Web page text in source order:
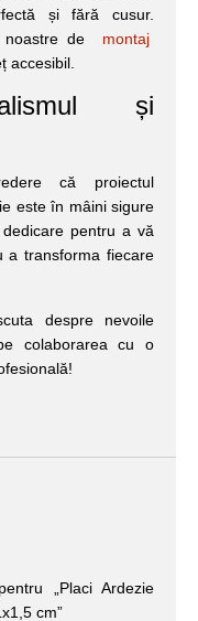
și fără cusur.
noastre de montaj
accesibil.
și
că proiectul
este în mâini sigure
pentru a vă
a transforma fiecare
despre nevoile
colaborarea cu o
„Placi Ardezie
cm”